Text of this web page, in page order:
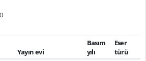
Yayın evi
Basım
yılı
Eser
türü